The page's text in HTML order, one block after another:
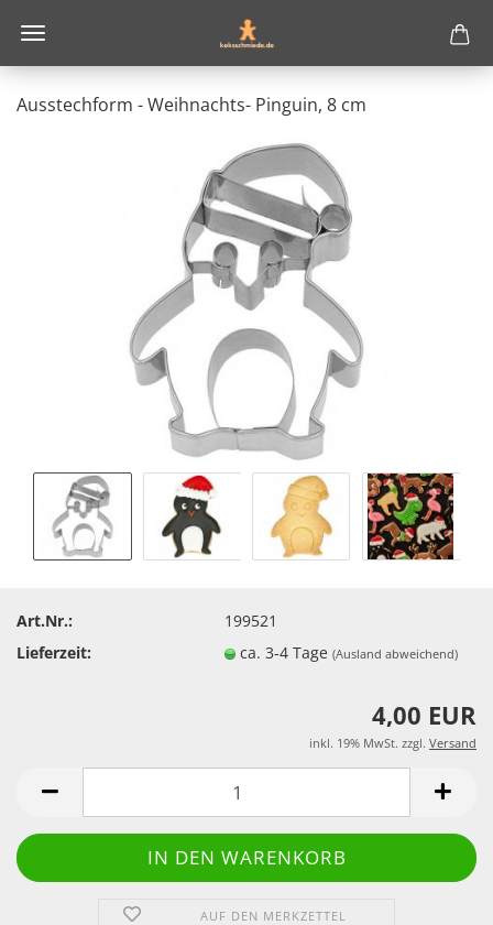
Ausstechform - Weihnachts- Pinguin, 8 cm
Art.Nr.:
199521
Lieferzeit:
ca. 3-4 Tage(Ausland abweichend)
4,00 EUR
inkl. 19% MwSt. zzgl. Versand
AUF DEN MERKZETTEL